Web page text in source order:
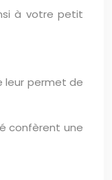
à votre petit
leur permet de
confèrent une